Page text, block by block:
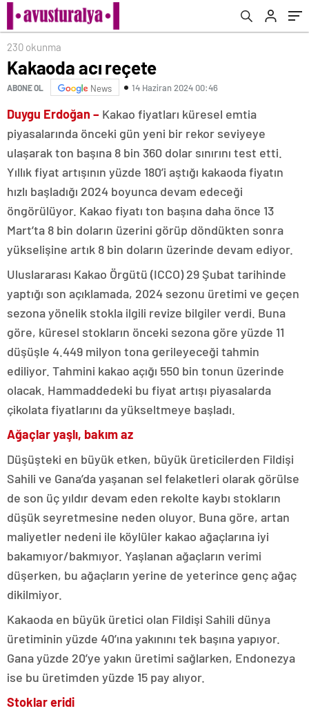
230 okunma
Kakaoda acı reçete
ABONE OL News 14 Haziran 2024 00:46
Duygu Erdoğan – Kakao fiyatları küresel emtia
piyasalarında önceki gün yeni bir rekor seviyeye
ulaşarak ton başına 8 bin 360 dolar sınırını test etti.
Yıllık fiyat artışının yüzde 180’i aştığı kakaoda fiyatın
hızlı başladığı 2024 boyunca devam edeceği
öngörülüyor. Kakao fiyatı ton başına daha önce 13
Mart’ta 8 bin doların üzerini görüp döndükten sonra
yükselişine artık 8 bin doların üzerinde devam ediyor.
Uluslararası Kakao Örgütü (ICCO) 29 Şubat tarihinde
yaptığı son açıklamada, 2024 sezonu üretimi ve geçen
sezona yönelik stokla ilgili revize bilgiler verdi. Buna
göre, küresel stokların önceki sezona göre yüzde 11
düşüşle 4.449 milyon tona gerileyeceği tahmin
ediliyor. Tahmini kakao açığı 550 bin tonun üzerinde
olacak. Hammaddedeki bu fiyat artışı piyasalarda
çikolata fiyatlarını da yükseltmeye başladı.
Ağaçlar yaşlı, bakım az
Düşüşteki en büyük etken, büyük üreticilerden Fildişi
Sahili ve Gana’da yaşanan sel felaketleri olarak görülse
de son üç yıldır devam eden rekolte kaybı stokların
düşük seyretmesine neden oluyor. Buna göre, artan
maliyetler nedeni ile köylüler kakao ağaçlarına iyi
bakamıyor/bakmıyor. Yaşlanan ağaçların verimi
düşerken, bu ağaçların yerine de yeterince genç ağaç
dikilmiyor.
Kakaoda en büyük üretici olan Fildişi Sahili dünya
üretiminin yüzde 40’ına yakınını tek başına yapıyor.
Gana yüzde 20’ye yakın üretimi sağlarken, Endonezya
ise bu üretimden yüzde 15 pay alıyor.
Stoklar eridi